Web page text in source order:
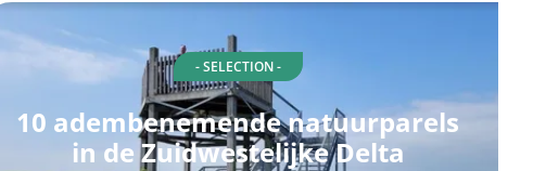
- SELECTION -
10 adembenemende natuurparels
in de Zuidwestelijke Delta